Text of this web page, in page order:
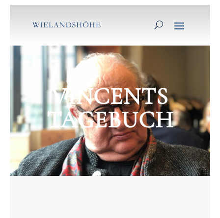
VINCENTS
TAGEBUCH